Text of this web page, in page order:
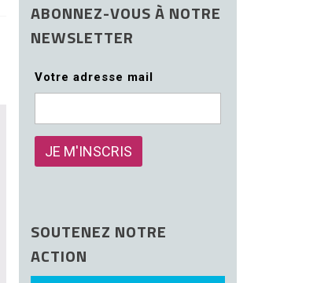
ABONNEZ-VOUS À NOTRE
NEWSLETTER
Votre adresse mail
SOUTENEZ NOTRE
ACTION